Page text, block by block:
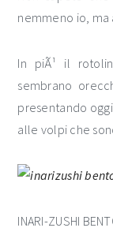
nemmeno io, ma
In piÃ¹ il
sembrano
presentando
alle volpi che
INARI-ZUSHI